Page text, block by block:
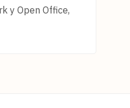
y Open Office,